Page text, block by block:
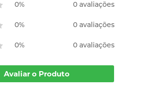
0% 0 avaliações
0% 0 avaliações
0% 0 avaliações
Avaliar o Produto